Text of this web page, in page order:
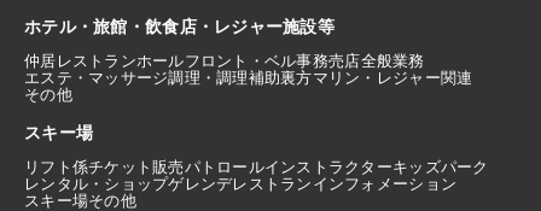
ホテル・旅館・飲食店・レジャー施設等
仲居 レストランホールフロント・ベル事務売店全般業務
エステ・マッサージ調理・調理補助裏方マリン・レジャー関連
その他
スキー場
リフト係チケット販売パトロールインストラクターキッズパーク
レンタル・ショップゲレンデレストラン インフォメーション
スキー場その他